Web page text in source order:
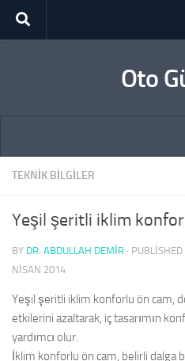
Skip to content
Oto
TEKNIK BILGILER
Yeşil şeritli iklim
BY DR. ABDULLAH DEMİR · PUBLISHED
NISAN 2014
Yeşil şeritli iklim konforlu ön cam,
etkilerini azaltarak, iç tasarımın
yardımcı olur.
İklim konforlu ön cam, belirli dalga